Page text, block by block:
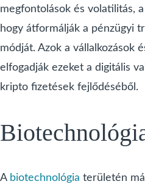
megfontolások és volatilitás,
hogy átformálják a pénzügyi
módját. Azok a vállalkozások
elfogadják ezeket a digitális
kripto fizetések fejlődéséből.
A biotechnológia területén